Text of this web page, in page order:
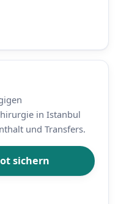
in Istanbul
und Transfers.
sichern